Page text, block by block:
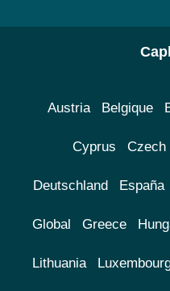
Austria Belgique
Cyprus Czech
Deutschland España
Global Greece
Lithuania